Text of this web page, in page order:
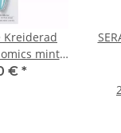
Kreiderad
mint
€ *